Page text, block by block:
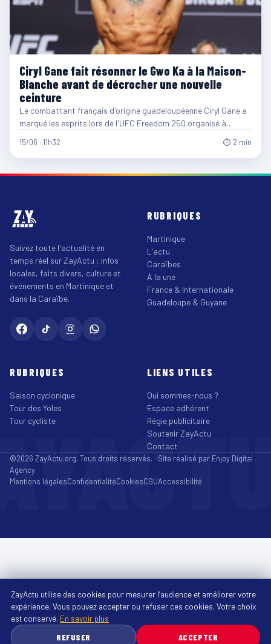
Ciryl Gane fait résonner le Gwo Ka à la Maison-
Blanche avant de décrocher une nouvelle
ceinture
Le combattant français d'origine guadeloupéenne Ciryl Gane a
marqué les esprits lors de l'UFC Freedom 250 organisé à…
15/06 · 11h32 ⏱ 2 min
Suivez toute l'actualité en
temps réel sur ZayActu : infos
locales, faits divers, culture et
événements en Martinique et
dans la Caraïbe.
RUBRIQUES
Martinique
L'actu
Caraïbes
À la une
France & Internationale
Guadeloupe & Guyane
RUBRIQUES
Saison cyclonique
Tour des Yoles
Tour cycliste
LIENS UTILES
Qui sommes-nous ?
Espace adhérent
Régie publicitaire
Soutenir ZayActu
Contact
©2026 ZayActu.org. Tous droits réservés. · Site réalisé par Enjoy Digital
Agency
Mentions légalesConfidentialitéCookiesCGUAccessibilité
ZayActu utilise des cookies pour mesurer l’audience et améliorer votre
expérience. Vous pouvez accepter ou refuser ces cookies. Votre choix
est conservé. En savoir plus
REFUSER
ACCEPTER